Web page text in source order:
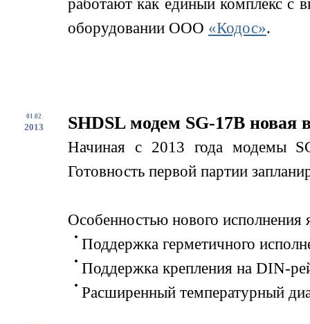
работают как единый комплекс с
оборудовании ООО «Кодос».
01.02
2013 SHDSL модем SG-17B
Начиная с 2013 года модемы
Готовность первой партии
Особенностью нового исполнения
Поддержка герметичного
Поддержка крепления на DIN-
Расширенный температурный